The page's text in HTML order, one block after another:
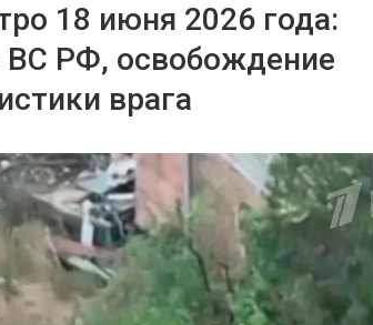
18 июня 2026 года:
РФ, освобождение
врага